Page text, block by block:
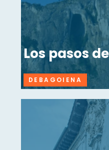
Los pasos
DEBAGOIENA